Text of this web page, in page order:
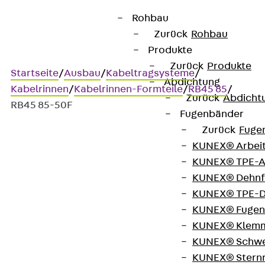
Rohbau
Zurück Rohbau
Produkte
Zurück Produkte
Abdichtung
Zurück
Fugenbänder
Zurück
KUNEX®
KUNEX®
KUNEX®
KUNEX®
KUNEX®
KUNEX®
KUNEX®
KUNEX®
Startseite/Ausbau/Kabeltragsysteme/
Kabelrinnen/Kabelrinnen-Formteile/RB45 85/
RB45 85-50F
Kabelrinnen-Bogen 45°
Kabelrinnen-Bogen, Höhe =